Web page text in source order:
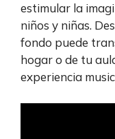
estimular la
niños y niñas.
fondo puede
hogar o de tu
experiencia